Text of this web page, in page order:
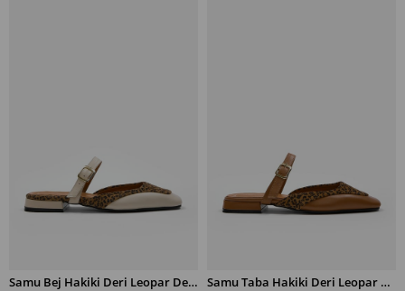
Samu Bej Hakiki Deri Leopar Desenli Kadın Terlik Samu Taba Hakiki Deri Leopar Desenli Kadın Terlik